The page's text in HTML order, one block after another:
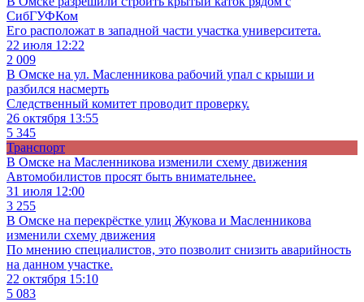
СибГУФКом
Его расположат в западной части участка университета.
22 июля 12:22
2 009
В Омске на ул. Масленникова рабочий упал с крыши и
разбился насмерть
Следственный комитет проводит проверку.
26 октября 13:55
5 345
Транспорт
В Омске на Масленникова изменили схему движения
Автомобилистов просят быть внимательнее.
31 июля 12:00
3 255
В Омске на перекрёстке улиц Жукова и Масленникова
изменили схему движения
По мнению специалистов, это позволит снизить аварийность
на данном участке.
22 октября 15:10
5 083